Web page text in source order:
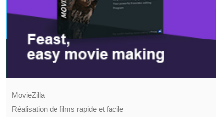
MovieZilla
Réalisation de films rapide et facile